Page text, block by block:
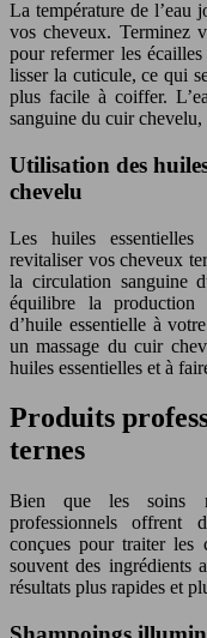
La température de l’eau
vos cheveux. Terminez
pour refermer les
lisser la cuticule, ce qui
plus facile à coiffer.
sanguine du cuir
Utilisation des
chevelu
Les huiles
revitaliser vos cheveux
la circulation sanguine
équilibre la production
d’huile essentielle à
un massage du cuir
huiles essentielles et à
Produits
ternes
Bien que les soins
professionnels offrent
conçues pour traiter les
souvent des ingrédients
résultats plus rapides et